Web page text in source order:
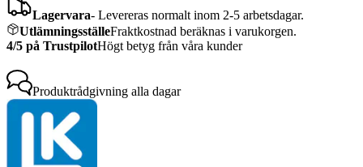
Lagervara- Levereras normalt inom 2-5 arbetsdagar.
UtlämningsställeFraktkostnad beräknas i varukorgen.
4/5 på TrustpilotHögt betyg från våra kunder
Produktrådgivning alla dagar